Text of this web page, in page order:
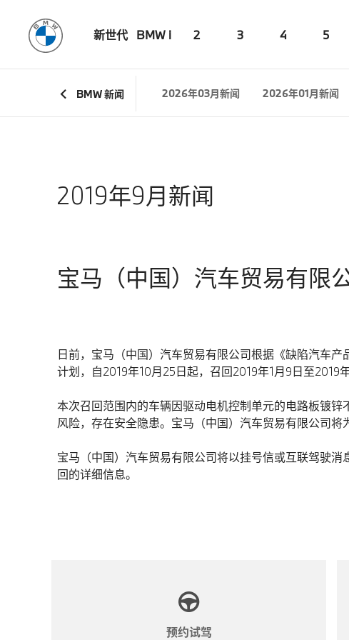
新世代 BMW i 2 3 4 5
BMW 新闻 2026年03月新闻 2026年01月新闻
2019年9月新闻
宝马（中国）汽车贸易有限
日前，宝马（中国）汽车贸易有限公司根据《缺陷汽车
计划，自2019年10月25日起，召回2019年1月9日至2019
本次召回范围内的车辆因驱动电机控制单元的电路板镀
风险，存在安全隐患。宝马（中国）汽车贸易有限公司
宝马（中国）汽车贸易有限公司将以挂号信或互联驾驶
回的详细信息。
预约试驾